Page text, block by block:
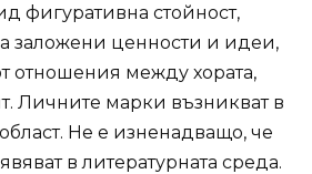
фигуративна стойност,
заложени ценности и идеи,
отношения между хората,
Личните марки възникват в
Не е изненадващо, че
в литературната среда.